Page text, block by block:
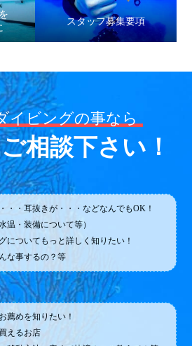
スタッフ募集要項
イビングの事なら
相談下さい！
・・耳抜きが・・・などなんでもOK！
温・装備について等）
についてもっと詳しく知りたい！
な事するの？等
薦めを知りたい！
えるお店